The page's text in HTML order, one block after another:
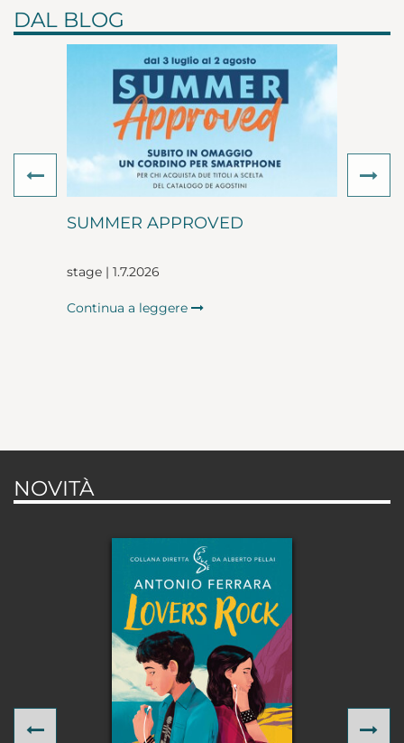
DAL BLOG
SUMMER APPROVED
stage | 1.7.2026
Continua a leggere
Previous
NOVITÀ
Previous